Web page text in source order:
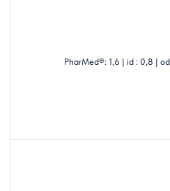
PharMed®: 1,6 | id : 0,8 |